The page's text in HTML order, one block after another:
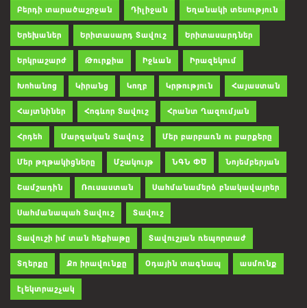
Բերդի տարածաշրջան Դիլիջան Եղանակի տեսություն
Երեխաներ Երիտասարդ Տավուշ Երիտասարդներ
Երկրաշարժ Թուրքիա Իջևան Իրազեկում
Խոհանոց Կիրանց Կողբ Կրթություն Հայաստան
Հայտնիներ Հոգևոր Տավուշ Հրանտ Ղազումյան
Հրդեհ Մարզական Տավուշ Մեր բարբառն ու բարքերը
Մեր թղթակիցները Մշակույթ ՆԳՆ ՓԾ Նոյեմբերյան
Շամշադին Ռուսաստան Սահմանամերձ բնակավայրեր
Սահմանապահ Տավուշ Տավուշ
Տավուշի իմ տան հեքիաթը Տավուշյան ռեպորտաժ
Տղերքը Քո իրավունքը Օդային տագնապ ասմունք
էլեկտրաշչակ